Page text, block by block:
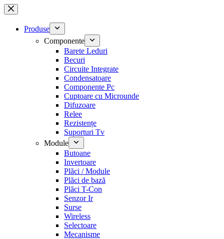
Sari
la
conținutProduse
Componente
Barete Leduri
Becuri
Circuite Integrate
Condensatoare
Componente Pc
Cuptoare cu Microunde
Difuzoare
Relee
Rezistențe
Suporturi Tv
Module
Butoane
Invertoare
Plăci / Module
Plăci de bază
Plăci T-Con
Senzor Ir
Surse
Wireless
Selectoare
Mecanisme